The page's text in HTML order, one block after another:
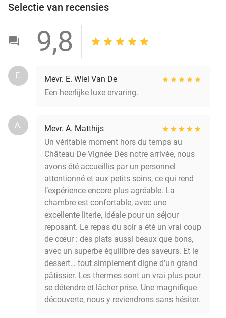
Selectie van recensies
9,8
E.
Mevr. E. Wiel Van De
Een heerlijke luxe ervaring.
A.
Mevr. A. Matthijs
Un véritable moment hors du temps au
Château De Vignée Dès notre arrivée, nous
avons été accueillis par un personnel
attentionné et aux petits soins, ce qui rend
l’expérience encore plus agréable. La
chambre est confortable, avec une
excellente literie, idéale pour un séjour
reposant. Le repas du soir a été un vrai coup
de cœur : des plats aussi beaux que bons,
avec un superbe équilibre des saveurs. Et le
dessert… tout simplement digne d’un grand
pâtissier. Les thermes sont un vrai plus pour
se détendre et lâcher prise. Une magnifique
découverte, nous y reviendrons sans hésiter.